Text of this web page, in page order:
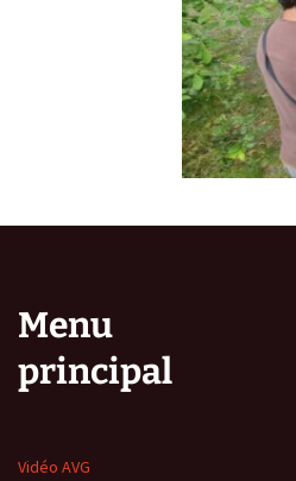
Menu
principal
Vidéo AVG